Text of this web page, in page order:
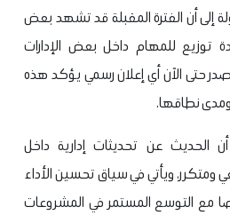
إلى أن الفترة المقبلة قد تشهد بعض
توزيع للمهام داخل بعض الإدارات
يصدر حتى الآن أي إعلان رسمي يؤكد هذه
نطاقها.
الحديث عن تحديثات إدارية داخل
ومتكرر، ويأتي في سياق تحسين الأداء
مع التوسع المستمر في المشروعات